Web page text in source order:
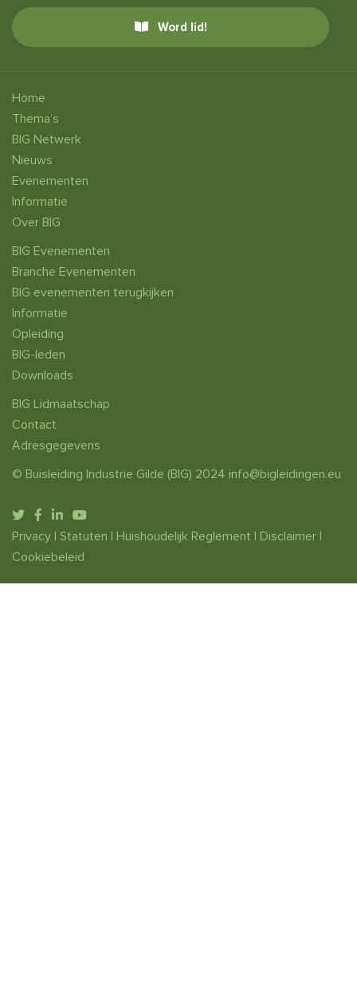
Word lid!
Home
Thema’s
BIG Netwerk
Nieuws
Evenementen
Informatie
Over BIG
BIG Evenementen
Branche Evenementen
BIG evenementen terugkijken
Informatie
Opleiding
BIG-leden
Downloads
BIG Lidmaatschap
Contact
Adresgegevens
© Buisleiding Industrie Gilde (BIG) 2024 info@bigleidingen.eu
Privacy | Statuten | Huishoudelijk Reglement | Disclaimer |
Cookiebeleid